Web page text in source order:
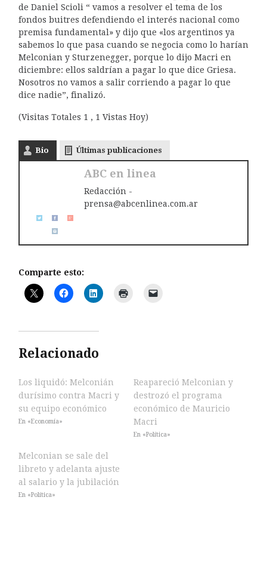
de Daniel Scioli “ vamos a resolver el tema de los
fondos buitres defendiendo el interés nacional como
premisa fundamental» y dijo que «los argentinos ya
sabemos lo que pasa cuando se negocia como lo harían
Melconian y Sturzenegger, porque lo dijo Macri en
diciembre: ellos saldrían a pagar lo que dice Griesa.
Nosotros no vamos a salir corriendo a pagar lo que
dice nadie”, finalizó.
(Visitas Totales 1 , 1 Vistas Hoy)
Bio Últimas publicaciones
ABC en linea
Redacción -
prensa@abcenlinea.com.ar
Comparte esto:
Relacionado
Los liquidó: Melconián
durísimo contra Macri y
su equipo económico
En «Economía»
Reapareció Melconian y
destrozó el programa
económico de Mauricio
Macri
En «Política»
Melconian se sale del
libreto y adelanta ajuste
al salario y la jubilación
En «Política»